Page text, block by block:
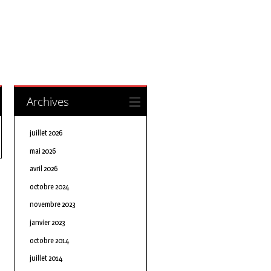
Archives
juillet 2026
mai 2026
avril 2026
octobre 2024
novembre 2023
janvier 2023
octobre 2014
juillet 2014